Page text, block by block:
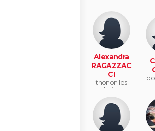
Alexandra
RAGAZZAC
CI
thonon les
bains